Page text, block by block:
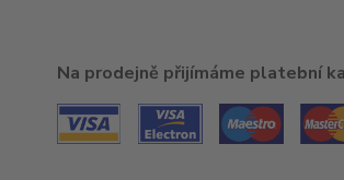
Na prodejně přijímáme platební